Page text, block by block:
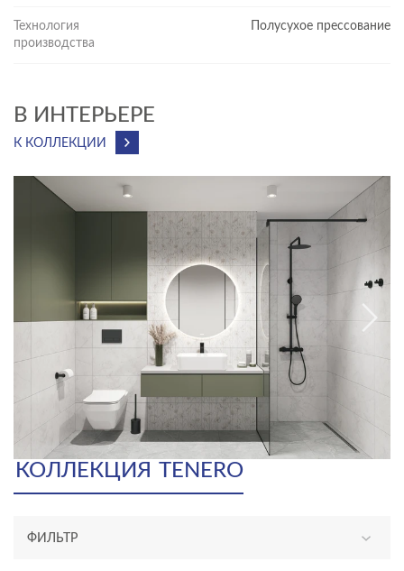
Технология
производства
Полусухое прессование
В ИНТЕРЬЕРЕ
К КОЛЛЕКЦИИ
КОЛЛЕКЦИЯ TENERO
ФИЛЬТР